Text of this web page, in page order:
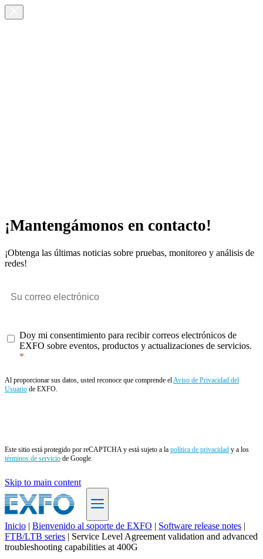
¡Mantengámonos en contacto!
¡Obtenga las últimas noticias sobre pruebas, monitoreo y análisis de
redes!
Doy mi consentimiento para recibir correos electrónicos de
EXFO sobre eventos, productos y actualizaciones de servicios.
Al proporcionar sus datos, usted reconoce que comprende elAviso de Privacidad del
Usuario de EXFO.
Este sitio está protegido por reCAPTCHA y está sujeto a la política de privacidad y a los
términos de servicio de Google.
Skip to main content
ES
Inicio | Bienvenido al soporte de EXFO | Software release notes |
FTB/LTB series | Service Level Agreement validation and advanced
troubleshooting capabilities at 400G